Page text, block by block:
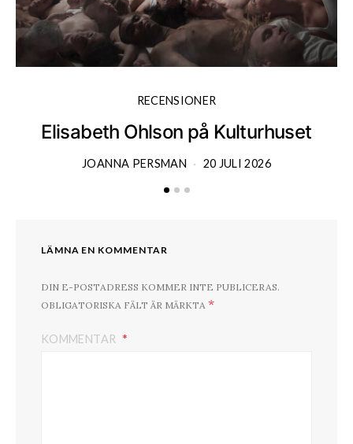
RECENSIONER
Elisabeth Ohlson på Kulturhuset
JOANNA PERSMAN 20 JULI 2026
LÄMNA EN KOMMENTAR
DIN E-POSTADRESS KOMMER INTE PUBLICERAS.
OBLIGATORISKA FÄLT ÄR MÄRKTA *
KOMMENTAR